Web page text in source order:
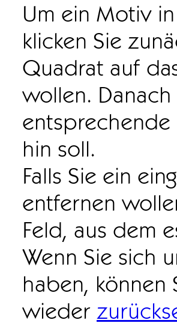
Um ein Motiv
klicken Sie
Quadrat auf
wollen.
hin soll.
Falls Sie ein
entfernen
Feld, aus dem
Wenn Sie sich
haben, können
wieder